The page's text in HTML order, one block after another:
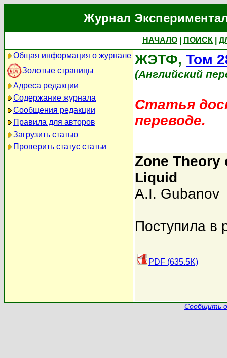
Журнал
НАЧАЛО ПОИСК
Общая информация о журнале
Золотые страницы
Адреса редакции
Содержание журнала
Сообщения редакции
Правила для авторов
Загрузить статью
Проверить статус статьи
ЖЭТФ, Том
(Английский
Статья
переводе.
Zone Theory
Liquid
A.I. Gubanov
Поступила в
PDF (635.5K)
Сообщить о